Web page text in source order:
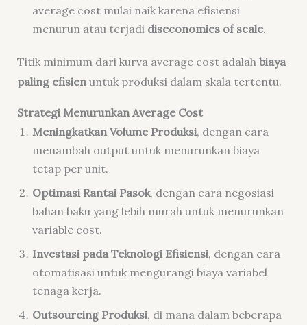
average cost mulai naik karena efisiensi
menurun atau terjadi diseconomies of scale.
Titik minimum dari kurva average cost adalah biaya
paling efisienuntuk produksi dalam skala tertentu.
Strategi Menurunkan Average Cost
Meningkatkan Volume Produksi, dengan cara
menambah output untuk menurunkan biaya
tetap per unit.
Optimasi Rantai Pasok, dengan cara negosiasi
bahan baku yang lebih murah untuk menurunkan
variable cost.
Investasi pada Teknologi Efisiensi, dengan cara
otomatisasi untuk mengurangi biaya variabel
tenaga kerja.
Outsourcing Produksi, di mana dalam beberapa